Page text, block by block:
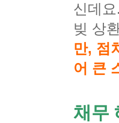
신데
빚 상
만, 점
어 큰
채무